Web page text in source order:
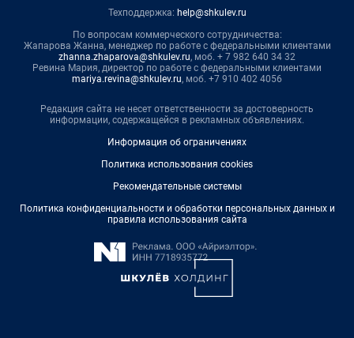
Техподдержка: help@shkulev.ru
По вопросам коммерческого сотрудничества:
Жапарова Жанна, менеджер по работе с федеральными клиентами
zhanna.zhaparova@shkulev.ru, моб. + 7 982 640 34 32
Ревина Мария, директор по работе с федеральными клиентами
mariya.revina@shkulev.ru, моб. +7 910 402 4056
Редакция сайта не несет ответственности за достоверность
информации, содержащейся в рекламных объявлениях.
Информация об ограничениях
Политика использования cookies
Рекомендательные системы
Политика конфиденциальности и обработки персональных данных и
правила использования сайта